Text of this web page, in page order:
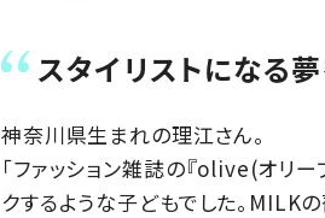
スタイリストになる
神奈川県生まれの理江さん。
「ファッション雑誌の『olive(オリ
クするような子どもでした。MILK